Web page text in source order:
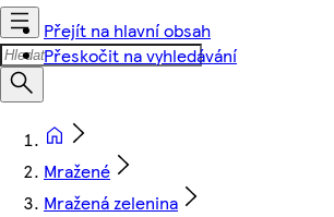
Přejít na hlavní obsah
Přeskočit na vyhledávání
Mražené
Mražená zelenina